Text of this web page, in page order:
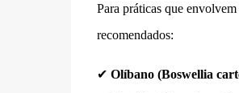
Para práticas que envolvem
recomendados:
✔ Olíbano (Boswellia